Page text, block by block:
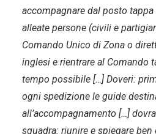
accompagnare dal posto
alleate persone (civili e
Comando Unico di Zona o
inglesi e rientrare al Comando
tempo possibile […] Doveri:
ogni spedizione le guide
all’accompagnamento […]
squadra: riunire e spiegare ben